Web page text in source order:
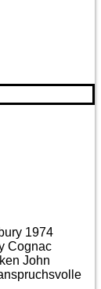
1974
Cognac
John